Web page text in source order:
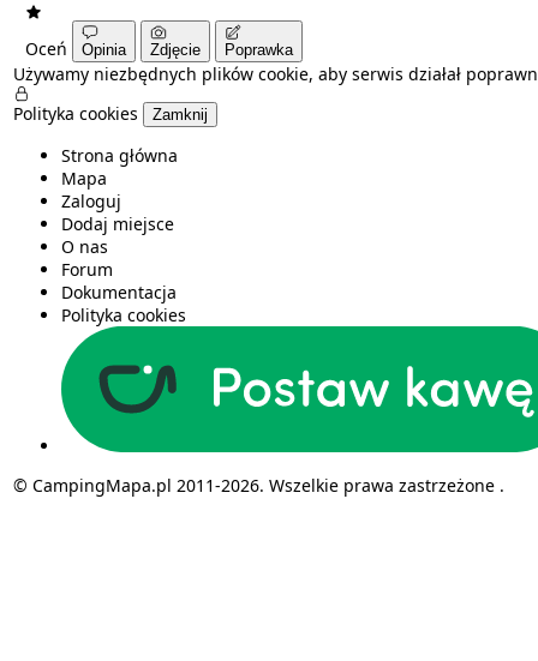
Oceń Opinia Zdjęcie Poprawka
Używamy niezbędnych plików cookie, aby serwis działał
Polityka cookies
Zamknij
Strona główna
Mapa
Zaloguj
Dodaj miejsce
O nas
Forum
Dokumentacja
Polityka cookies
© CampingMapa.pl 2011-2026. Wszelkie prawa zastrzeżone .